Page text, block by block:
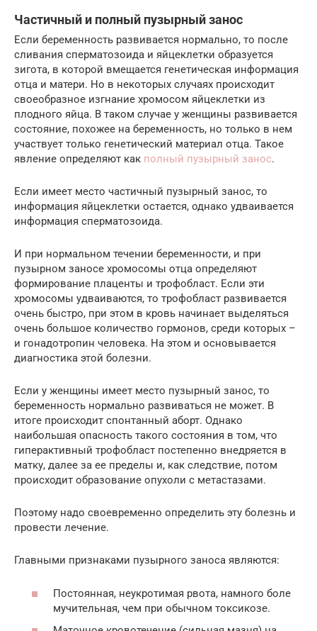
Частичный и полный пузырный занос
Если беременность развивается нормально, то после
сливания сперматозоида и яйцеклетки образуется
зигота, в которой вмещается генетическая информация
отца и матери. Но в некоторых случаях происходит
своеобразное изгнание хромосом яйцеклетки из
плодного яйца. В таком случае у женщины развивается
состояние, похожее на беременность, но только в нем
участвует только генетический материал отца. Такое
явление определяют как полный пузырный занос.
Если имеет место частичный пузырный занос, то
информация яйцеклетки остается, однако удваивается
информация сперматозоида.
И при нормальном течении беременности, и при
пузырном заносе хромосомы отца определяют
формирование плаценты и трофобласт. Если эти
хромосомы удваиваются, то трофобласт развивается
очень быстро, при этом в кровь начинает выделяться
очень большое количество гормонов, среди которых –
и гонадотропин человека. На этом и основывается
диагностика этой болезни.
Если у женщины имеет место пузырный занос, то
беременность нормально развиваться не может. В
итоге происходит спонтанный аборт. Однако
наибольшая опасность такого состояния в том, что
гиперактивный трофобласт постепенно внедряется в
матку, далее за ее пределы и, как следствие, потом
происходит образование опухоли с метастазами.
Поэтому надо своевременно определить эту болезнь и
провести лечение.
Главными признаками пузырного заноса являются:
Постоянная, неукротимая рвота, намного боле
мучительная, чем при обычном токсикозе.